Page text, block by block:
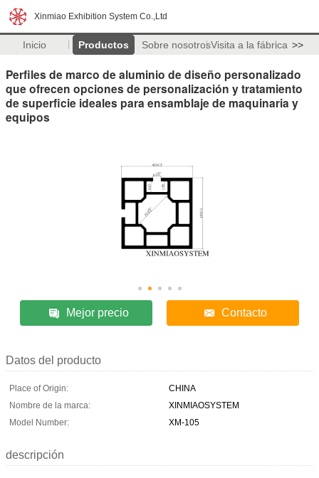
Xinmiao Exhibition System Co.,Ltd
Inicio Productos Sobre nosotrosVisita a la fábrica >>
Perfiles de marco de aluminio de diseño personalizado
que ofrecen opciones de personalización y tratamiento
de superficie ideales para ensamblaje de maquinaria y
equipos
Mejor precio Contacto
Datos del producto
Place of Origin:
CHINA
Nombre de la marca:
XINMIAOSYSTEM
Model Number:
XM-105
descripción